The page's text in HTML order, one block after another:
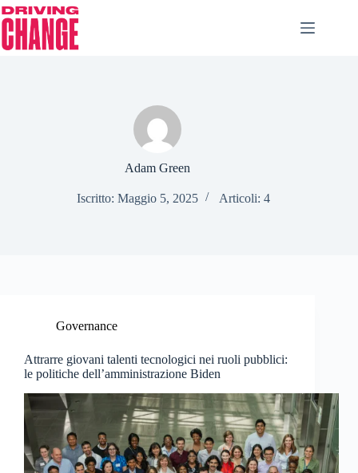
Adam Green
Iscritto: Maggio 5, 2025 Articoli: 4
Governance
Attrarre giovani talenti tecnologici nei ruoli pubblici:
le politiche dell’amministrazione Biden